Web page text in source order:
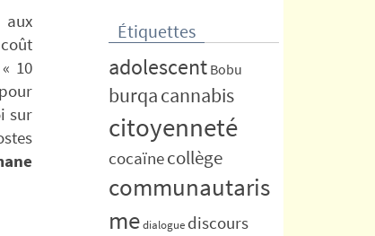
aux
10
sur
Étiquettes
adolescent Bobu
burqacannabis
citoyenneté
cocaïnecollège
communautaris
medialogue discours